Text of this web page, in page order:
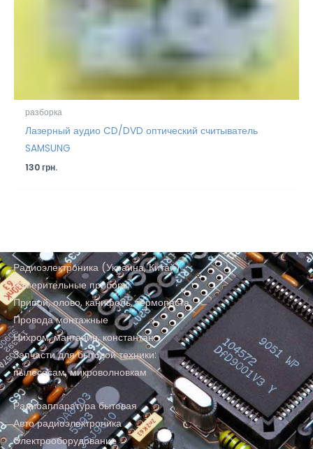
разборка
Лазерный аудио CD/DVD оптический считыватель
SAMSUNG
130грн.
Радиоэлектроника (Украина, Китай)
Измерительные приборы
Припой, олово, канифоль, термопаста
Провода монтажные
Нихром, манганин, константан
Запчасти для бытовой техники:
пылесосам, микроволновкам
Радиоаппаратура бытовая
Авто радиоэлектроника
Электрооборудование